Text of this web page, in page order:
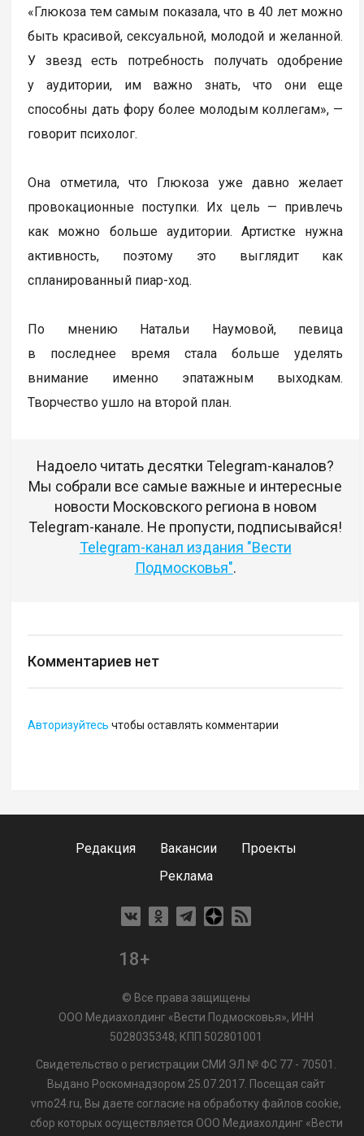
«Глюкоза тем самым показала, что в 40 лет можно
быть красивой, сексуальной, молодой и желанной.
У звезд есть потребность получать одобрение
у аудитории, им важно знать, что они еще
способны дать фору более молодым коллегам», —
говорит психолог.
Она отметила, что Глюкоза уже давно желает
провокационные поступки. Их цель — привлечь
как можно больше аудитории. Артистке нужна
активность, поэтому это выглядит как
спланированный пиар-ход.
По мнению Натальи Наумовой, певица
в последнее время стала больше уделять
внимание именно эпатажным выходкам.
Творчество ушло на второй план.
Надоело читать десятки Telegram-каналов?
Мы собрали все самые важные и интересные
новости Московского региона в новом
Telegram-канале. Не пропусти, подписывайся!
Telegram-канал издания "Вести
Подмосковья".
Комментариев нет
Авторизуйтесь чтобы оставлять комментарии
Редакция Вакансии
Проекты
Реклама
18+
© Все права защищены
ООО Медиахолдинг «Вести Подмосковья», ИНН
5028035348; КПП 502801001
Свидетельство о регистрации СМИ ЭЛ № ФС 77 - 70501.
Выдано Роскомнадзором 25.07.2017. Посещая сайт
vmo24.ru, Вы даете согласие на обработку файлов cookie,
сбор которых осуществляется ООО Медиахолдинг «Вести